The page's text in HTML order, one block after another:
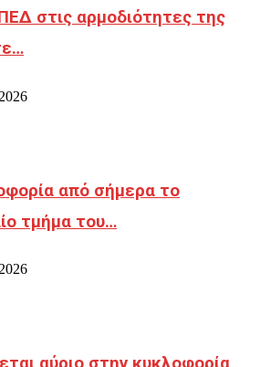
στις αρμοδιότητες της
από σήμερα το
τμήμα του…